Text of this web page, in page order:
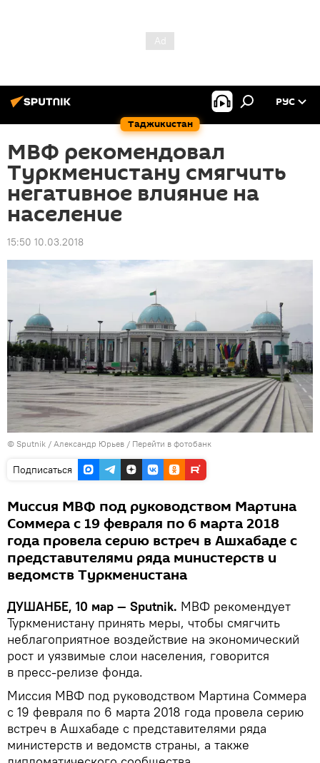
Таджикистан
РУС
МВФ рекомендовал
Туркменистану смягчить
негативное влияние на
население
15:50 10.03.2018
© Sputnik / Александр Юрьев / Перейти в фотобанк
Подписаться
Миссия МВФ под руководством Мартина
Соммера с 19 февраля по 6 марта 2018
года провела серию встреч в Ашхабаде с
представителями ряда министерств и
ведомств Туркменистана
ДУШАНБЕ, 10 мар — Sputnik. МВФ рекомендует
Туркменистану принять меры, чтобы смягчить
неблагоприятное воздействие на экономический
рост и уязвимые слои населения, говорится
в пресс-релизе фонда.
Миссия МВФ под руководством Мартина Соммера
с 19 февраля по 6 марта 2018 года провела серию
встреч в Ашхабаде с представителями ряда
министерств и ведомств страны, а также